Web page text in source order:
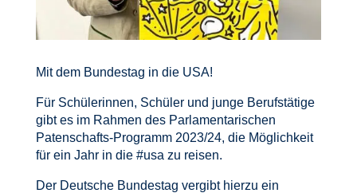
Mit dem Bundestag in die USA!
Für Schülerinnen, Schüler und junge Berufstätige
gibt es im Rahmen des Parlamentarischen
Patenschafts-Programm 2023/24, die Möglichkeit
für ein Jahr in die #usa zu reisen.
Der Deutsche Bundestag vergibt hierzu ein